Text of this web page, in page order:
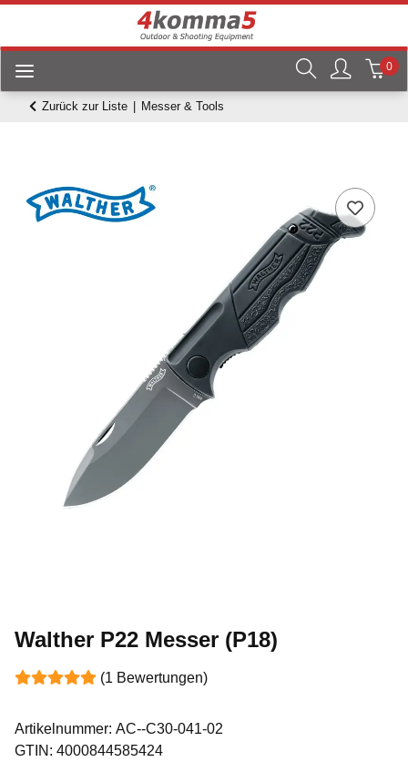
0
Zurück zur Liste Messer & Tools
Walther P22 Messer (P18)
(1 Bewertungen)
Artikelnummer: AC--C30-041-02
GTIN: 4000844585424